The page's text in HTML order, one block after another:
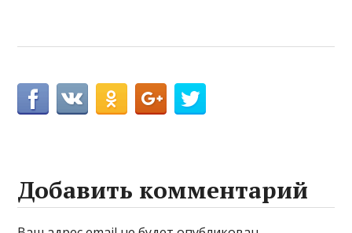
Добавить комментарий